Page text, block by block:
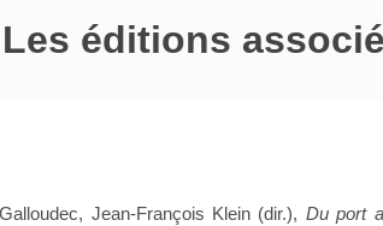
Les éditions
Jean-François Klein (dir.), Du port